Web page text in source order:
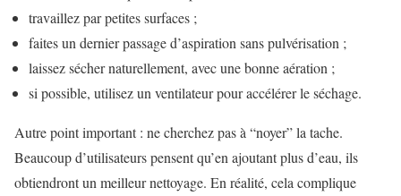
travaillez par petites surfaces ;
faites un dernier passage d’aspiration sans pulvérisation ;
laissez sécher naturellement, avec une bonne aération ;
si possible, utilisez un ventilateur pour accélérer le séchage.
Autre point important : ne cherchez pas à “noyer” la tache.
Beaucoup d’utilisateurs pensent qu’en ajoutant plus d’eau, ils
obtiendront un meilleur nettoyage. En réalité, cela complique